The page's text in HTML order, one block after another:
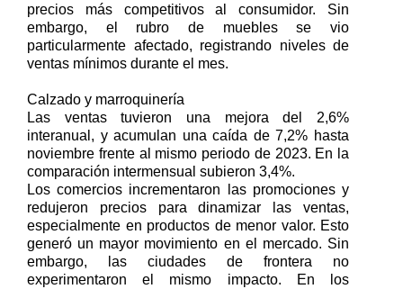
precios más competitivos al consumidor. Sin
embargo, el rubro de muebles se vio
particularmente afectado, registrando niveles de
ventas mínimos durante el mes.
Calzado y marroquinería
Las ventas tuvieron una mejora del 2,6%
interanual, y acumulan una caída de 7,2% hasta
noviembre frente al mismo periodo de 2023. En la
comparación intermensual subieron 3,4%.
Los comercios incrementaron las promociones y
redujeron precios para dinamizar las ventas,
especialmente en productos de menor valor. Esto
generó un mayor movimiento en el mercado. Sin
embargo, las ciudades de frontera no
experimentaron el mismo impacto. En los